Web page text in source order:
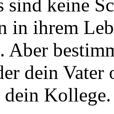
sind keine
in ihrem
Aber
dein
dein